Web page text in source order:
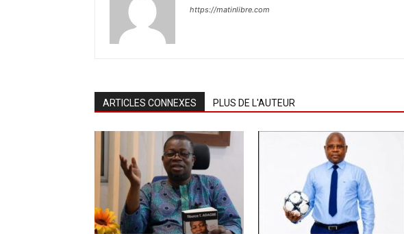
https://matinlibre.com
ARTICLES CONNEXES PLUS DE L'AUTEUR